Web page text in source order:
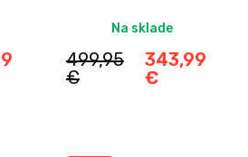
Na sklade
343,99
€
499,95
€